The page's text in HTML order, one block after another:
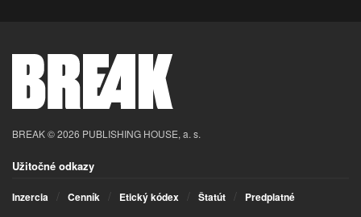
BREAK © 2026 PUBLISHING HOUSE, a. s.
Užitočné odkazy
Inzercia Cenník Etický kódex Štatút Predplatné